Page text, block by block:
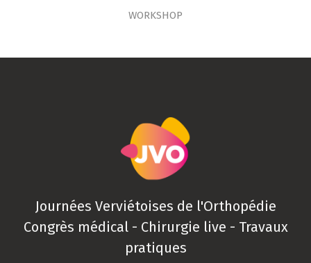
WORKSHOP
Journées Verviétoises de l'Orthopédie
Congrès médical - Chirurgie live - Travaux
pratiques